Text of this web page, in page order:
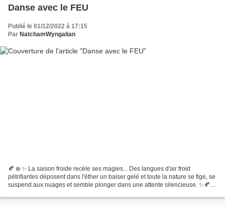
Danse avec le FEU
Publié le 01/12/2022 à 17:15
Par NatchamWyngalian
🍂 ❄️ ✨ La saison froide recèle ses magies... Des langues d'air froid
pétrifiantes déposent dans l'éther un baiser gelé et toute la nature se fige, se
suspend aux nuages et semble plonger dans une attente silencieuse. ✨🍂